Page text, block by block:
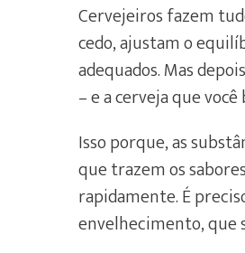
Cervejeiros fazem
cedo, ajustam o
adequados. Mas
– e a cerveja que
Isso porque, as
que trazem os
rapidamente. É
envelhecimento, que